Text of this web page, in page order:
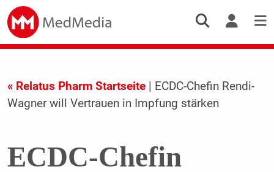
« Relatus Pharm Startseite| ECDC-Chefin Rendi-
Wagner will Vertrauen in Impfung stärken
ECDC-Chefin